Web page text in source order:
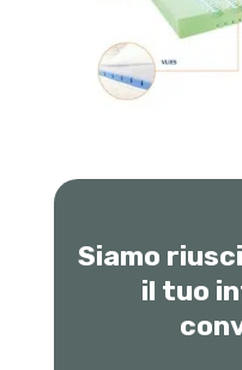
Siamo
il tuo